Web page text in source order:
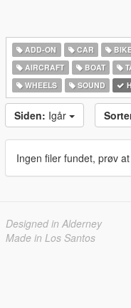
ADD-ON CAR
AIRCRAFT
BOAT
WHEELS
SOUND
Siden: Igår
Ingen filer fundet, prøv
Designed in Alderney
Made in Los Santos